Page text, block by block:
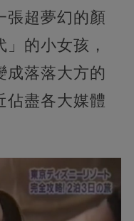
張超夢幻的顏
的小女孩，
成落落大方的
佔盡各大媒體